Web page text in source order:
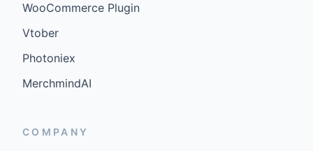
WooCommerce Plugin
Vtober
Photoniex
MerchmindAI
COMPANY